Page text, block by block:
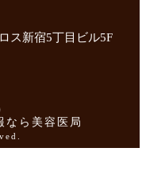
ス新宿5丁目ビル5F
なら美容医局